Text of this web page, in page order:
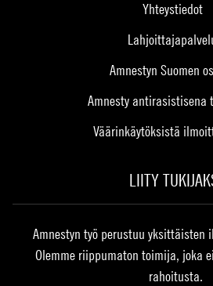
Yhteystiedot
Amnestyn Suomen
Amnesty antirasistisena
Väärinkäytöksistä
LIITY
Amnestyn työ perustuu
Olemme riippumaton toimija, joka
rahoitusta.